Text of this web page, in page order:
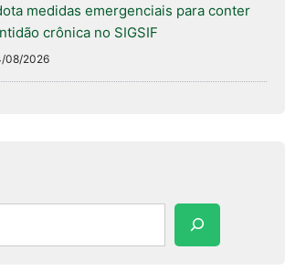
medidas emergenciais para conter
crônica no SIGSIF
08/2026